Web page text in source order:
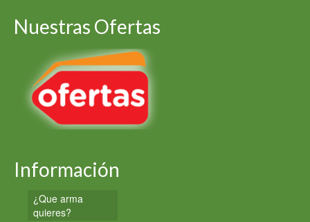
Nuestras Ofertas
Información
¿Que arma
quieres?